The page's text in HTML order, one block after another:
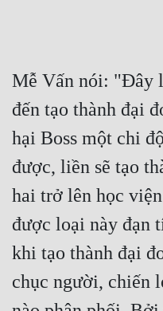
Mễ Vấn nói: "Đây
đến tạo thành đại
hại Boss một chi
được, liền sẽ tạo
hai trở lên học
được loại này đạn
khi tạo thành đại
chục người, chiến